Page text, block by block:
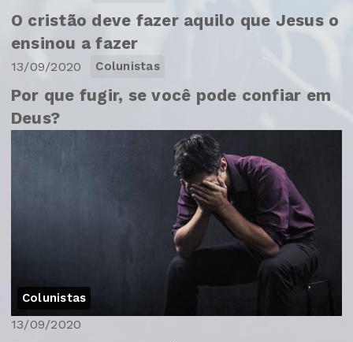
O cristão deve fazer aquilo que Jesus o
ensinou a fazer
Colunistas
13/09/2020
Por que fugir, se você pode confiar em
Deus?
Colunistas
13/09/2020